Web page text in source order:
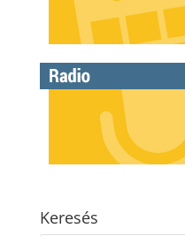
Keresés